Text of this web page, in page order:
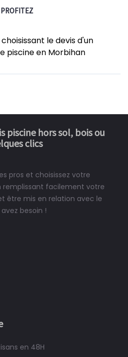
PROFITEZ
le devis d'un
piscine en Morbihan
piscine hors sol, bois ou
clics
pros et choisissez votre
remplissant facilement votre
être mis en relation avec le
besoin !
en 48H